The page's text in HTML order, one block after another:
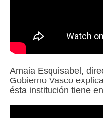
Amaia Esquisabel,
Gobierno Vasco
ésta institución tiene